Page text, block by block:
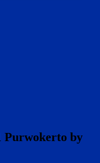
Purwokerto by